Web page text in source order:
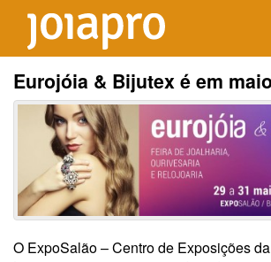
Eurojóia & Bijutex é em maio
O ExpoSalão – Centro de Exposições